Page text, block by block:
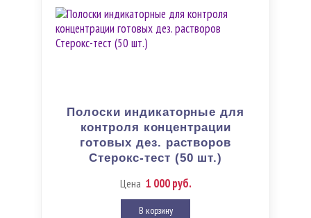
Полоски индикаторные для
контроля концентрации
готовых дез. растворов
Стерокс-тест (50 шт.)
Цена 1 000 руб.
В корзину